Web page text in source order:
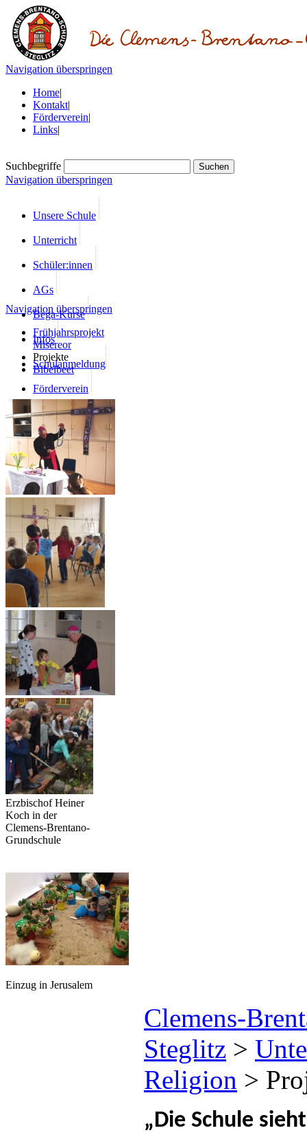
Navigation überspringen
Home|
Kontakt|
Förderverein|
Links|
Suchbegriffe
Navigation überspringen
Unsere Schule
Unterricht
Schüler:innen
AGs
Bega-Kurse
Infos
Schulanmeldung
Förderverein
Navigation überspringen
Frühjahrsprojekt
Misereor
Projekte
Bibelbeet
Erzbischof Heiner
Koch in der
Clemens-Brentano-
Grundschule
Einzug in Jerusalem
Clemens-
Steglitz >
Religion >
„Die Schule